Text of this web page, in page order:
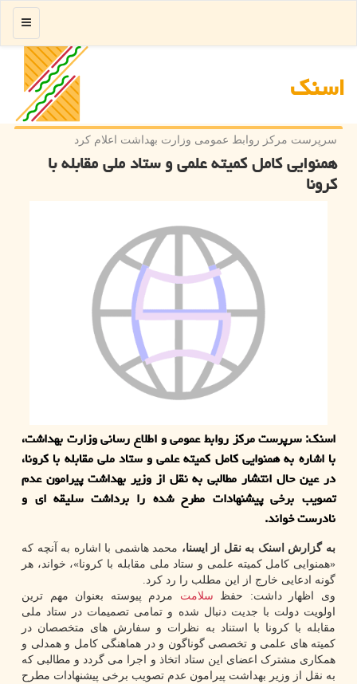
اسنك
منو
سرپرست مركز روابط عمومی وزارت بهداشت اعلام كرد
همنوایی کامل کمیته علمی و ستاد ملی مقابله با
کرونا
اسنک: سرپرست مرکز روابط عمومی و اطلاع رسانی وزارت بهداشت،
با اشاره به همنوایی کامل کمیته علمی و ستاد ملی مقابله با کرونا،
در عین حال انتشار مطالبی به نقل از وزیر بهداشت پیرامون عدم
تصویب برخی پیشنهادات مطرح شده را برداشت سلیقه ای و
نادرست خواند.
به گزارش اسنک به نقل از ایسنا، محمد هاشمی با اشاره به آنچه که
«همنوایی کامل کمیته علمی و ستاد ملی مقابله با کرونا»، خواند، هر
گونه ادعایی خارج از این مطلب را رد کرد.
وی اظهار داشت: حفظ سلامت مردم پیوسته بعنوان مهم ترین
اولویت دولت با جدیت دنبال شده و تمامی تصمیمات در ستاد ملی
مقابله با کرونا با استناد به نظرات و سفارش های متخصصان در
کمیته های علمی و تخصصی گوناگون و در هماهنگی کامل و همدلی و
همکاری مشترک اعضای این ستاد اتخاذ و اجرا می گردد و مطالبی که
به نقل از وزیر بهداشت پیرامون عدم تصویب برخی پیشنهادات مطرح